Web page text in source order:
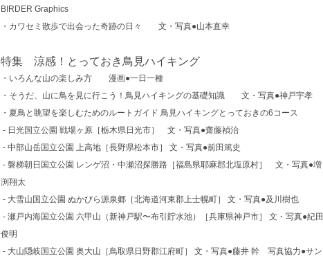
BIRDER Graphics
・カワセミ散歩で出会った奇跡の日々 文・写真●山本直幸
特集 涼感！とっておき鳥見ハイキング
・いろんな山の楽しみ方 漫画●一日一種
・そうだ、山に鳥を見に行こう！鳥見ハイキングの基礎知識 文・写真●神戸宇孝
・夏鳥と眺望を楽しむためのルートガイド 鳥見ハイキングとっておきの6コース
- 日光国立公園 戦場ヶ原［栃木県日光市］ 文・写真●齋藤禎治
- 中部山岳国立公園 上高地［長野県松本市］ 文・写真●前田篤史
- 磐梯朝日国立公園 レンゲ沼・中瀬沼探勝路［福島県耶麻郡北塩原村］ 文・写真●増
渕翔太
- 大雪山国立公園 ぬかびら源泉郷［北海道河東郡上士幌町］ 文・写真●及川樹也
- 瀬戸内海国立公園 六甲山（新神戸駅〜布引貯水池）［兵庫県神戸市］ 文・写真●紀田
俊明
- 大山隠岐国立公園 奥大山［鳥取県日野郡江府町］ 文・写真●藤井 幹 写真協力●サン